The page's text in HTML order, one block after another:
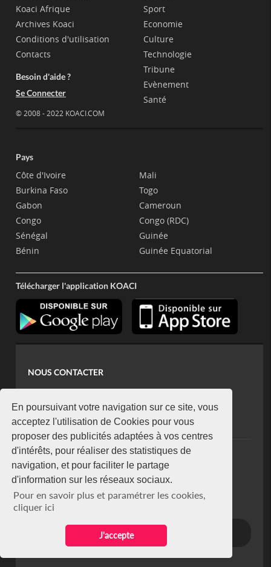
En poursuivant votre navigation sur ce site, vous
acceptez l'utilisation de Cookies pour vous
proposer des publicités adaptées à vos centres
d'intérêts, pour réaliser des statistiques de
navigation, et pour faciliter le partage
d'information sur les réseaux sociaux.
Pour en savoir plus et paramétrer les cookies,
cliquer ici
J'accepte
Koaci Afrique
Archives Koaci
Conditions d'utilisation
Contacts
Besoin d'aide ?
Se Connecter
© 2008 - 2022 KOACI.COM
Sport
Economie
Culture
Technologie
Tribune
Evènement
Santé
Pays
Côte d'Ivoire
Burkina Faso
Gabon
Congo
Sénégal
Bénin
Mali
Togo
Cameroun
Congo (RDC)
Guinée
Guinée Equatorial
Télécharger l'application KOACI
NOUS CONTACTER
koaci@yahoo.fr
+225 07 08 85 52 93
NEWSLETTER
Restez connecté via notre newsletter
S'abonner
Se désabonner